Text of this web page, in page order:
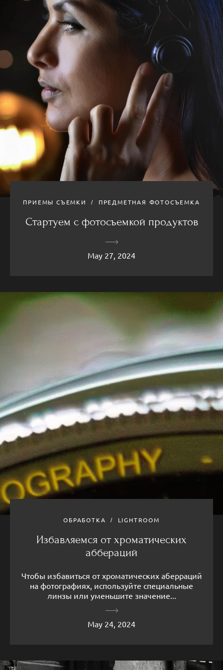
ПРИЕМЫ СЪЕМКИ ПРЕДМЕТНАЯ ФОТОСЪЕМКА
Стартуем с фотосъемкой продуктов
May 27, 2024
ОБРАБОТКА LIGHTROOM
Избавляемся от хроматических
аббераций
Чтобы избавиться от хроматических аберраций
на фотографиях, используйте специальные
линзы или уменьшите значение...
May 24, 2024